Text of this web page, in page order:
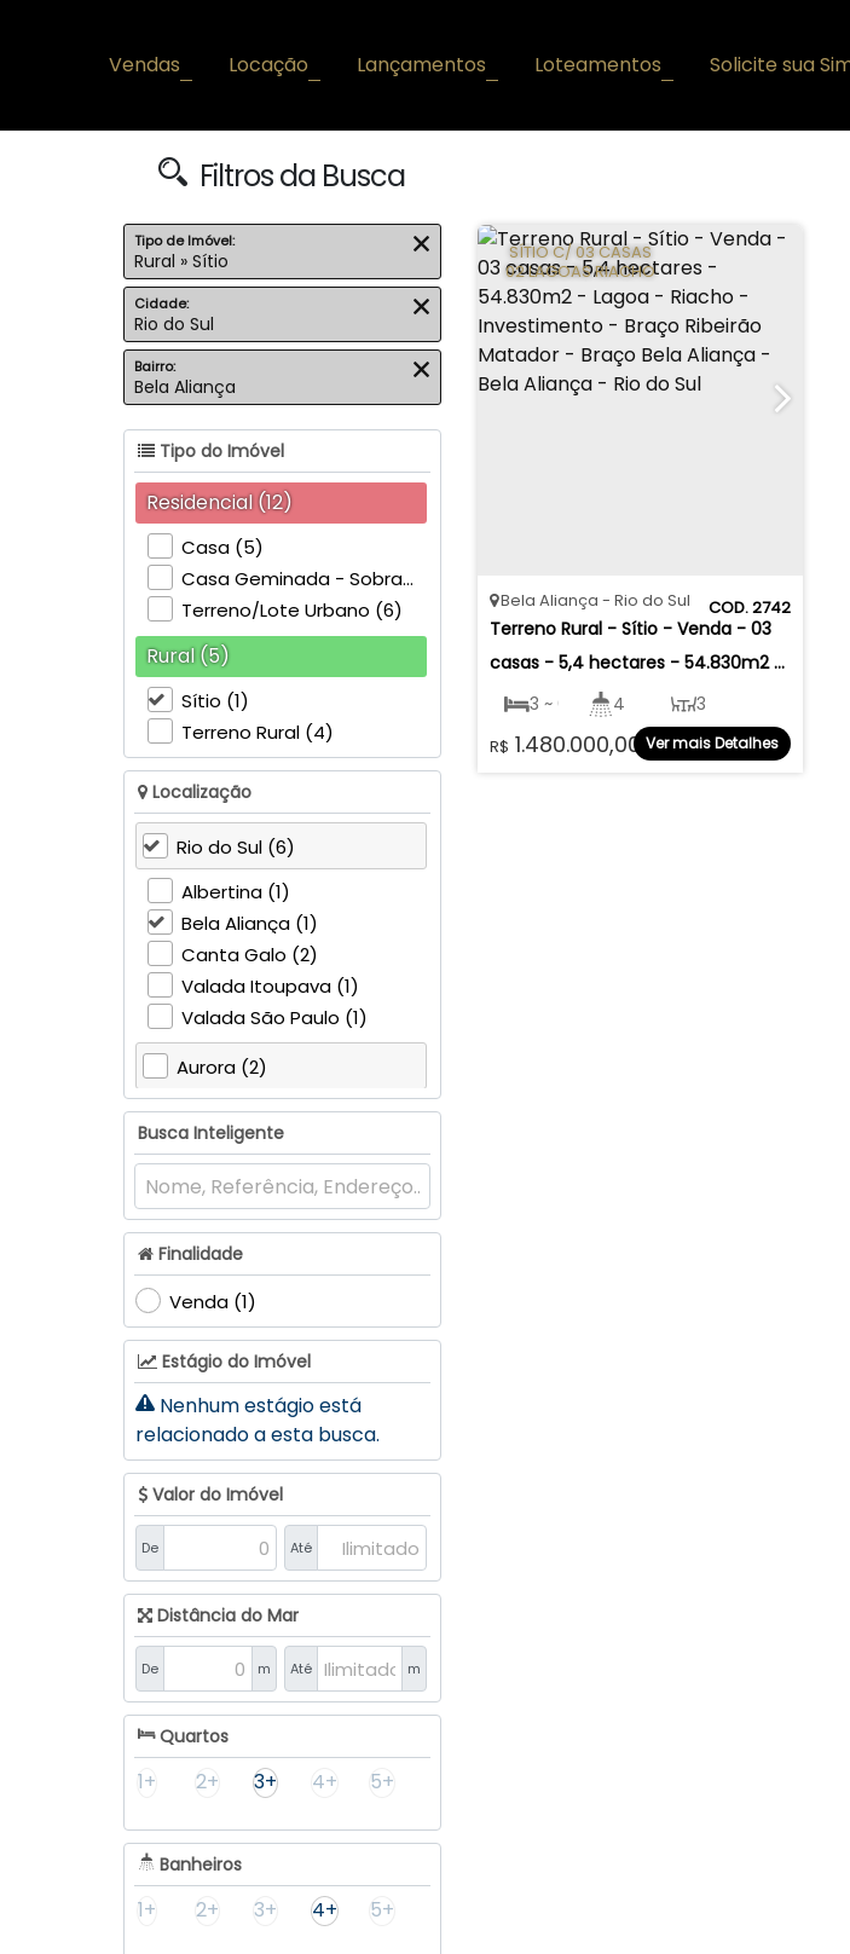
Solicite sua
Loteamentos
Lançamentos
Locação
Vendas
Filtros da Busca
Tipo de Imóvel:
Rural » Sítio
Cidade:
Rio do Sul
Bairro:
Bela Aliança
Tipo do Imóvel
Residencial (12)
Casa (5)
Casa Geminada - Sobrado (1)
Terreno/Lote Urbano (6)
Rural (5)
Sítio (1)
Terreno Rural (4)
Localização
Rio do Sul (6)
Albertina (1)
Bela Aliança (1)
Canta Galo (2)
Valada Itoupava (1)
Valada São Paulo (1)
Aurora (2)
Fundos Aurora (1)
Santa Tereza (1)
Busca Inteligente
Finalidade
Venda (1)
Estágio do Imóvel
Nenhum estágio está
relacionado a esta busca.
Valor do Imóvel
De Até
Distância do Mar
De m Até m
Quartos
1+ 2+ 3+ 4+ 5+
Banheiros
1+ 2+ 3+ 4+ 5+
SÍTIO C/ 03 CASAS
02 LAGOAS RIACHO
2742
Terreno Rural - Sítio - Venda - 03
casas - 5,4 hectares - 54.830m2 -
Lagoa - Riacho - Investimento -
Braço Ribeirão Matador - Braço
Bela Aliança - Bela Aliança - Rio do
R$ 1.480.000,00
Bela Aliança Rio do Sul
3 ~ 6 4 3
300.00m²
2 54830.00m²
Ver mais Detalhes